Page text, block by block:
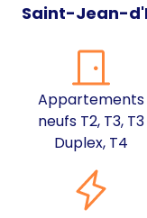
Saint-Jean-
Appartements
neufs T2, T3, T3
Duplex, T4